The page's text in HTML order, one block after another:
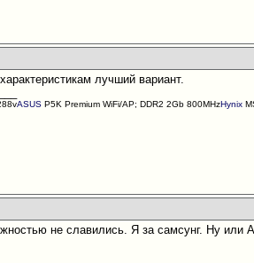
лучший вариант.
ASUS P5K Premium WiFi/AP; DDR2 2Gb 800MHzHynix
не славились. Я за самсунг. Ну или